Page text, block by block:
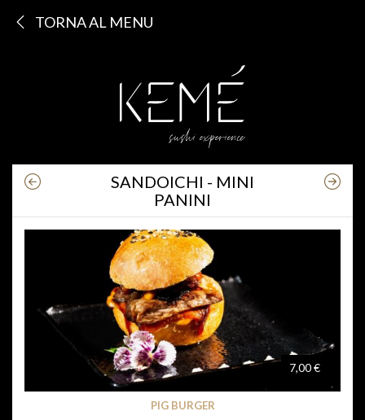
TORNA AL MENU
SANDOICHI - MINI
PANINI
7,00 €
PIG BURGER